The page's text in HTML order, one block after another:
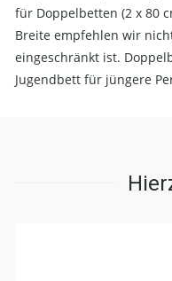
für Doppelbetten (2 x 80
Breite empfehlen wir
eingeschränkt ist.
Jugendbett für jüngere